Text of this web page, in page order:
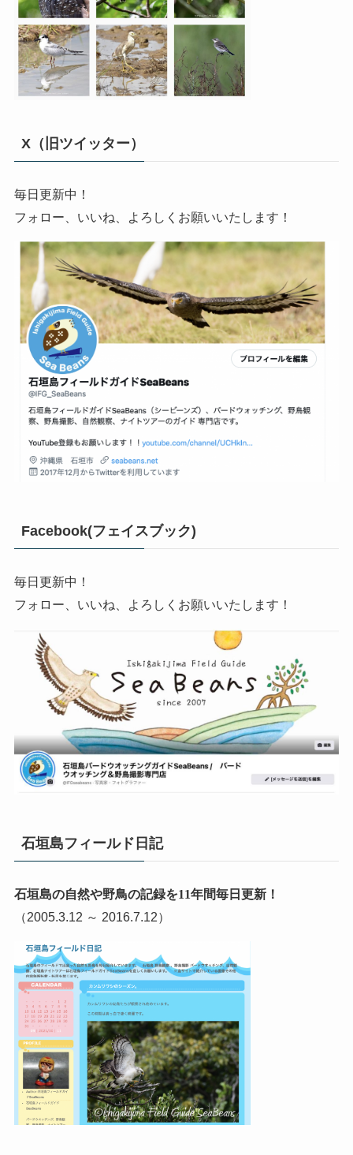
X（旧ツイッター）
毎日更新中！
フォロー、いいね、よろしくお願いいたします！
Facebook(フェイスブック)
毎日更新中！
フォロー、いいね、よろしくお願いいたします！
石垣島フィールド日記
石垣島の自然や野鳥の記録を11年間毎日更新！
（2005.3.12 ～ 2016.7.12）